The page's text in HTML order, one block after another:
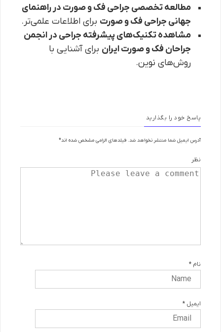
مطالعه تخصصی جراحی فک و صورت در راهنمای
جهانی جراحی فک و صورت برای اطلاعات علمی‌تر.
مشاهده تکنیک‌های پیشرفته جراحی در انجمن
جراحان فک و صورت ایران برای آشنایی با
روش‌های نوین.
پاسخ خود را بگذارید
آدرس ایمیل شما منتشر نخواهد شد. فیلدهای الزامی مشخص شده اند*
نظر
نام *
ایمیل *